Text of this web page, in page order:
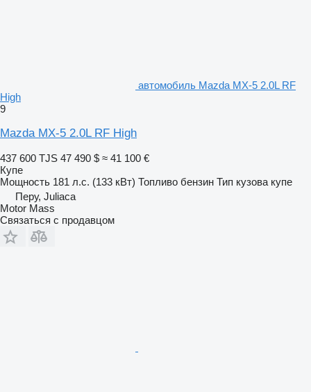
автомобиль Mazda MX-5 2.0L RF
High
9
Mazda MX-5 2.0L RF High
437 600 TJS 47 490 $ ≈ 41 100 €
Купе
Мощность 181 л.с. (133 кВт) Топливо бензин Тип кузова купе
Перу, Juliaca
Motor Mass
Связаться с продавцом